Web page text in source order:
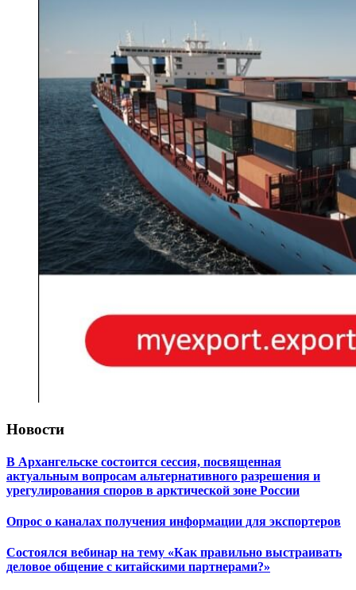
Новости
В Архангельске состоится сессия, посвященная
актуальным вопросам альтернативного разрешения и
урегулирования споров в арктической зоне России
Опрос о каналах получения информации для экспортеров
Состоялся вебинар на тему «Как правильно выстраивать
деловое общение с китайскими партнерами?»